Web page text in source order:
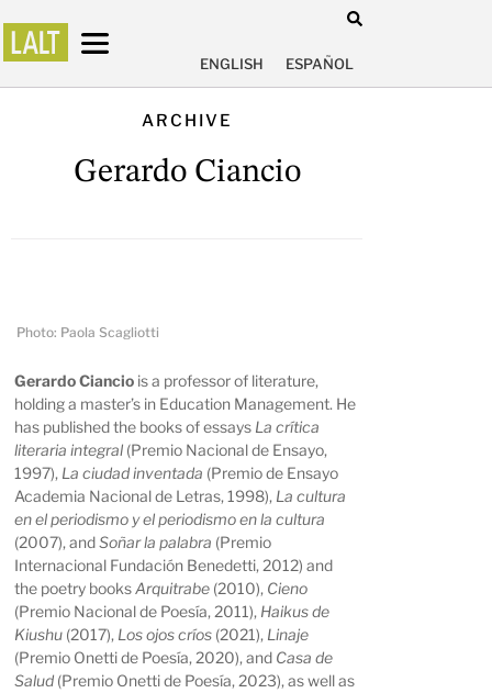
ENGLISH ESPAÑOL
ARCHIVE
Gerardo Ciancio
Photo: Paola Scagliotti
Gerardo Ciancio is a professor of literature,
holding a master’s in Education Management. He
has published the books of essays La crítica
literaria integral (Premio Nacional de Ensayo,
1997), La ciudad inventada (Premio de Ensayo
Academia Nacional de Letras, 1998), La cultura
en el periodismo y el periodismo en la cultura
(2007), andSoñar la palabra (Premio
Internacional Fundación Benedetti, 2012) and
the poetry booksArquitrabe (2010), Cieno
(Premio Nacional de Poesía, 2011), Haikus de
Kiushu (2017), Los ojos críos (2021), Linaje
(Premio Onetti de Poesía, 2020), and Casa de
Salud (Premio Onetti de Poesía, 2023), as well as